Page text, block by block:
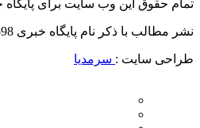
تمام حقوق این وب سایت برای پایگاه خبری 598
نشر مطالب با ذکر نام پایگاه خبری 598 بلامانع است.
طراحی سایت : سرمدیا